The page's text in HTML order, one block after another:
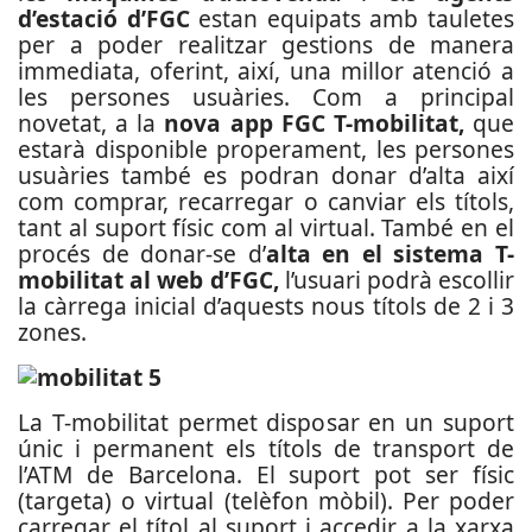
d’estació d’FGC estan equipats amb tauletes
per a poder realitzar gestions de manera
immediata, oferint, així, una millor atenció a
les persones usuàries. Com a principal
novetat, a la nova app FGC T-mobilitat, que
estarà disponible properament, les persones
usuàries també es podran donar d’alta així
com comprar, recarregar o canviar els títols,
tant al suport físic com al virtual. També en el
procés de donar-se d’alta en el sistema T-
mobilitat al web d’FGC, l’usuari podrà escollir
la càrrega inicial d’aquests nous títols de 2 i 3
zones.
La T-mobilitat permet disposar en un suport
únic i permanent els títols de transport de
l’ATM de Barcelona. El suport pot ser físic
(targeta) o virtual (telèfon mòbil). Per poder